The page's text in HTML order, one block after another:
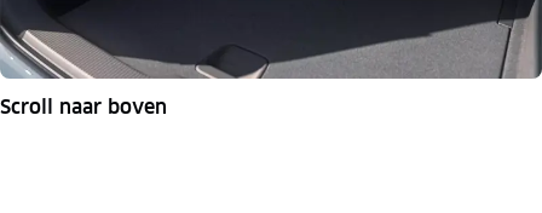
Scroll naar boven